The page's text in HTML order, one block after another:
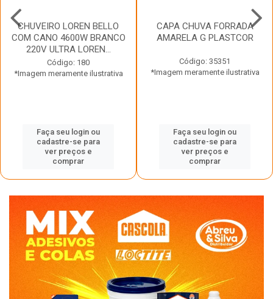
CHUVEIRO LOREN BELLO
COM CANO 4600W BRANCO
220V ULTRA LOREN...
Código: 180
*Imagem meramente ilustrativa
Faça seu login ou
cadastre-se para
ver preços e
comprar
CAPA CHUVA FORRADA
AMARELA G PLASTCOR
Código: 35351
*Imagem meramente ilustrativa
Faça seu login ou
cadastre-se para
ver preços e
comprar